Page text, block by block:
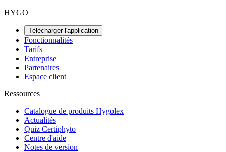
HYGO
Télécharger l'application
Fonctionnalités
Tarifs
Entreprise
Partenaires
Espace client
Ressources
Catalogue de produits Hygolex
Actualités
Quiz Certiphyto
Centre d'aide
Notes de version